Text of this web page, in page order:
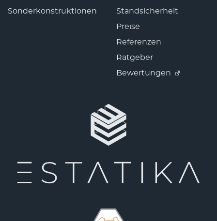
Sonderkonstruktionen
Standsicherheit
Preise
Referenzen
Ratgeber
Bewertungen